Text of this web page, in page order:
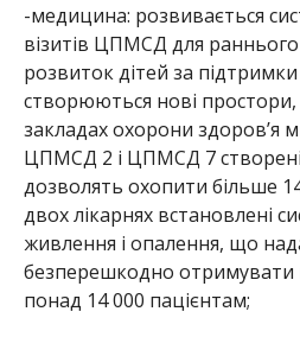
-медицина: розвивається
візитів ЦПМСД для
розвиток дітей за
створюються нові
закладах охорони здоровʼя
ЦПМСД 2 і ЦПМСД 7
дозволять охопити більше
двох лікарнях встановлені
живлення і опалення, що
безперешкодно отримувати
понад 14 000 пацієнтам;